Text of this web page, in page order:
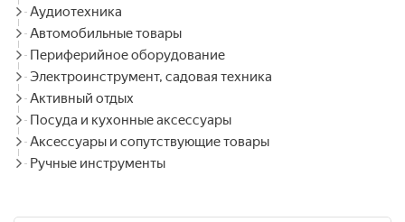
Аудиотехника
Автомобильные товары
Периферийное оборудование
Электроинструмент, садовая техника
Активный отдых
Посуда и кухонные аксессуары
Аксессуары и сопутствующие товары
Ручные инструменты